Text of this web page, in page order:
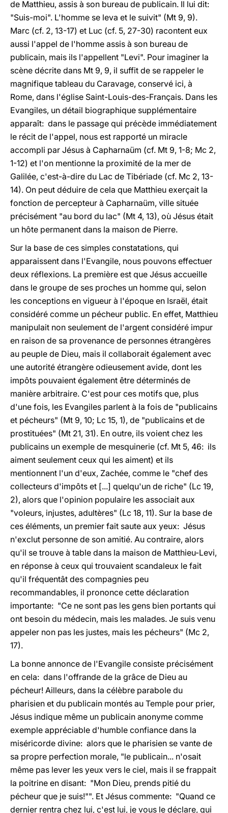
de Matthieu, assis à son bureau de publicain. Il lui dit:
"Suis-moi". L'homme se leva et le suivit" (Mt 9, 9).
Marc (cf. 2, 13-17) et Luc (cf. 5, 27-30) racontent eux
aussi l'appel de l'homme assis à son bureau de
publicain, mais ils l'appellent "Levi". Pour imaginer la
scène décrite dans Mt 9, 9, il suffit de se rappeler le
magnifique tableau du Caravage, conservé ici, à
Rome, dans l'église Saint-Louis-des-Français. Dans les
Evangiles, un détail biographique supplémentaire
apparaît: dans le passage qui précède immédiatement
le récit de l'appel, nous est rapporté un miracle
accompli par Jésus à Capharnaüm (cf. Mt 9, 1-8; Mc 2,
1-12) et l'on mentionne la proximité de la mer de
Galilée, c'est-à-dire du Lac de Tibériade (cf. Mc 2, 13-
14). On peut déduire de cela que Matthieu exerçait la
fonction de percepteur à Capharnaüm, ville située
précisément "au bord du lac" (Mt 4, 13), où Jésus était
un hôte permanent dans la maison de Pierre.
Sur la base de ces simples constatations, qui
apparaissent dans l'Evangile, nous pouvons effectuer
deux réflexions. La première est que Jésus accueille
dans le groupe de ses proches un homme qui, selon
les conceptions en vigueur à l'époque en Israël, était
considéré comme un pécheur public. En effet, Matthieu
manipulait non seulement de l'argent considéré impur
en raison de sa provenance de personnes étrangères
au peuple de Dieu, mais il collaborait également avec
une autorité étrangère odieusement avide, dont les
impôts pouvaient également être déterminés de
manière arbitraire. C'est pour ces motifs que, plus
d'une fois, les Evangiles parlent à la fois de "publicains
et pécheurs" (Mt 9, 10; Lc 15, 1), de "publicains et de
prostituées" (Mt 21, 31). En outre, ils voient chez les
publicains un exemple de mesquinerie (cf. Mt 5, 46: ils
aiment seulement ceux qui les aiment) et ils
mentionnent l'un d'eux, Zachée, comme le "chef des
collecteurs d'impôts et [...] quelqu'un de riche" (Lc 19,
2), alors que l'opinion populaire les associait aux
"voleurs, injustes, adultères" (Lc 18, 11). Sur la base de
ces éléments, un premier fait saute aux yeux: Jésus
n'exclut personne de son amitié. Au contraire, alors
qu'il se trouve à table dans la maison de Matthieu-Levi,
en réponse à ceux qui trouvaient scandaleux le fait
qu'il fréquentât des compagnies peu
recommandables, il prononce cette déclaration
importante: "Ce ne sont pas les gens bien portants qui
ont besoin du médecin, mais les malades. Je suis venu
appeler non pas les justes, mais les pécheurs" (Mc 2,
17).
La bonne annonce de l'Evangile consiste précisément
en cela: dans l'offrande de la grâce de Dieu au
pécheur! Ailleurs, dans la célèbre parabole du
pharisien et du publicain montés au Temple pour prier,
Jésus indique même un publicain anonyme comme
exemple appréciable d'humble confiance dans la
miséricorde divine: alors que le pharisien se vante de
sa propre perfection morale, "le publicain... n'osait
même pas lever les yeux vers le ciel, mais il se frappait
la poitrine en disant: "Mon Dieu, prends pitié du
pécheur que je suis!"". Et Jésus commente: "Quand ce
dernier rentra chez lui, c'est lui, je vous le déclare, qui